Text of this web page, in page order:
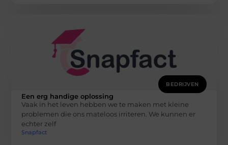
BEDRIJVEN
Een erg handige oplossing
Vaak in het leven hebben we te maken met kleine
problemen die ons mateloos irriteren. We kunnen er
echter zelf
Snapfact